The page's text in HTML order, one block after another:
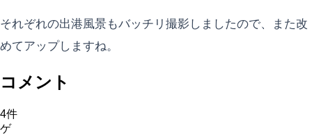
それぞれの出港風景もバッチリ撮影しましたので、また改
めてアップしますね。
コメント
4件
ゲ